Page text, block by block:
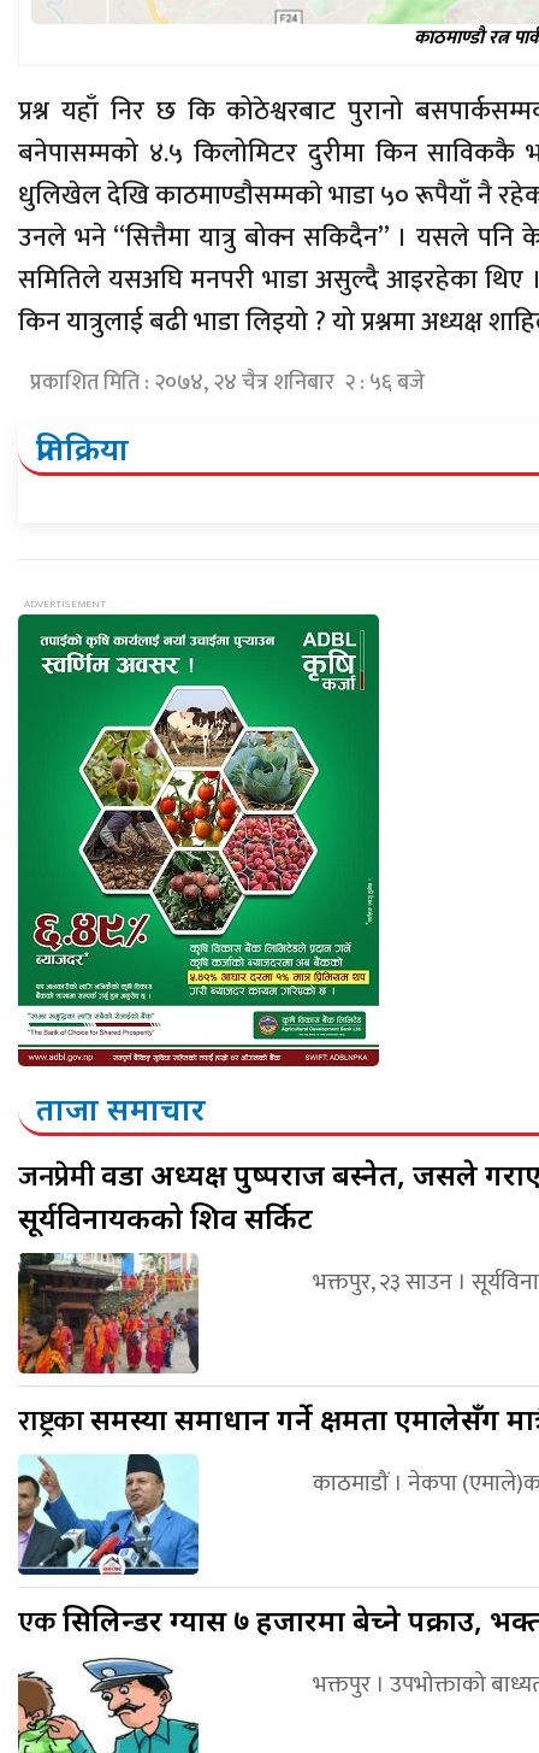
काठमाण्डाै रत्न
प्रश्न यहाँ निर छ कि कोठेश्वरबाट पुरानो
बनेपासम्मको ४.५ किलोमिटर दुरीमा किन
धुलिखेल देखि काठमाण्डाैसम्मकाे भाडा ५० रूपैयाँ नै
उनले भने “सित्तैमा यात्रु बोक्न सकिदैन” । यसले पनि
समितिले यसअघि मनपरी भाडा असुल्दै आइरहेका
किन यात्रुलाई बढी भाडा लिइयो ? यो प्रश्नमा अध्यक्ष
प्रकाशित मिति : २०७४, २४ चैत्र शनिबार २ : ५६ बजे
प्रतिक्रिया
ताजा समाचार
जनप्रेमीवडा अध्यक्ष पुष्पराज बस्नेत, जसले
सूर्यविनायकको शिव सर्किट
भक्तपुर, २३ साउन ।
राष्ट्रकासमस्या समाधान गर्ने क्षमता एमालेसँग
काठमाडौं । नेकपा
एकसिलिन्डर ग्यास ७ हजारमा बेच्ने पक्राउ,
भक्तपुर । उपभोक्ताको